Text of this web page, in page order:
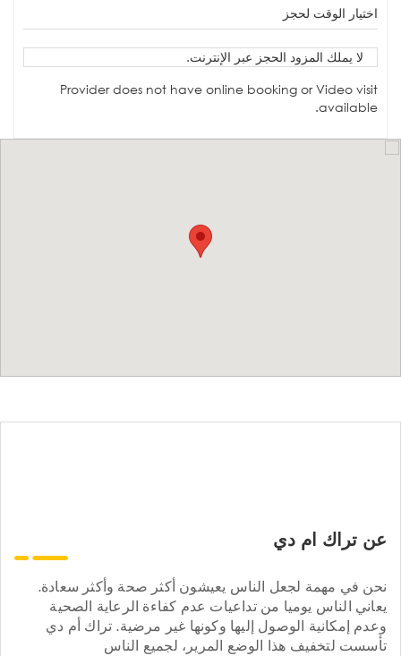
اختيار الوقت لحجز
لا يملك المزود الحجز عبر الإنترنت.
Provider does not have online booking or Video visit
available.
عن تراك ام دي
نحن في مهمة لجعل الناس يعيشون أكثر صحة وأكثر سعادة.
يعاني الناس يوميا من تداعيات عدم كفاءة الرعاية الصحية
وعدم إمكانية الوصول إليها وكونها غير مرضية. تراك أم دي
تأسست لتخفيف هذا الوضع المرير، لجميع الناس